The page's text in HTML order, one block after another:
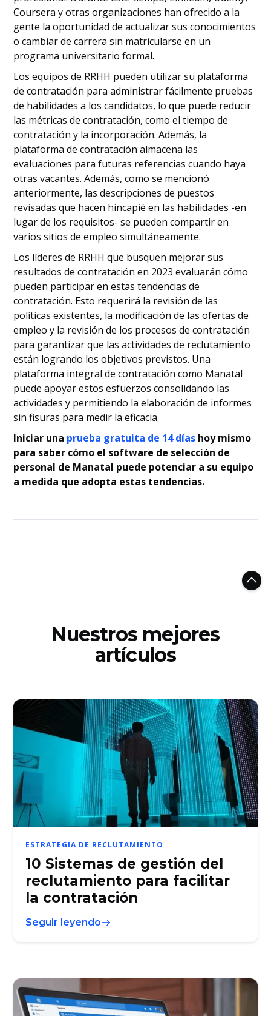
Coursera y otras organizaciones han ofrecido a la
gente la oportunidad de actualizar sus conocimientos
o cambiar de carrera sin matricularse en un
programa universitario formal.
Los equipos de RRHH pueden utilizar su plataforma
de contratación para administrar fácilmente pruebas
de habilidades a los candidatos, lo que puede reducir
las métricas de contratación, como el tiempo de
contratación y la incorporación. Además, la
plataforma de contratación almacena las
evaluaciones para futuras referencias cuando haya
otras vacantes. Además, como se mencionó
anteriormente, las descripciones de puestos
revisadas que hacen hincapié en las habilidades -en
lugar de los requisitos- se pueden compartir en
varios sitios de empleo simultáneamente.
Los líderes de RRHH que busquen mejorar sus
resultados de contratación en 2023 evaluarán cómo
pueden participar en estas tendencias de
contratación. Esto requerirá la revisión de las
políticas existentes, la modificación de las ofertas de
empleo y la revisión de los procesos de contratación
para garantizar que las actividades de reclutamiento
están logrando los objetivos previstos. Una
plataforma integral de contratación como Manatal
puede apoyar estos esfuerzos consolidando las
actividades y permitiendo la elaboración de informes
sin fisuras para medir la eficacia.
Iniciar una prueba gratuita de 14 días hoy mismo
para saber cómo el software de selección de
personal de Manatal puede potenciar a su equipo
a medida que adopta estas tendencias.
Nuestros mejores
artículos
ESTRATEGIA DE RECLUTAMIENTO
10 Sistemas de gestión del
reclutamiento para facilitar
la contratación
Seguir leyendo